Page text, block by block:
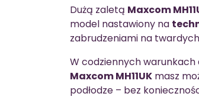
Dużą zaletą Maxcom
model nastawiony na
zabrudzeniami na
W codziennych
Maxcom MH11UK masz
podłodze – bez